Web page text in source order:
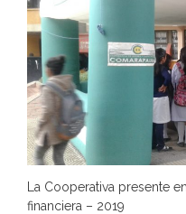
La Cooperativa presente
financiera – 2019